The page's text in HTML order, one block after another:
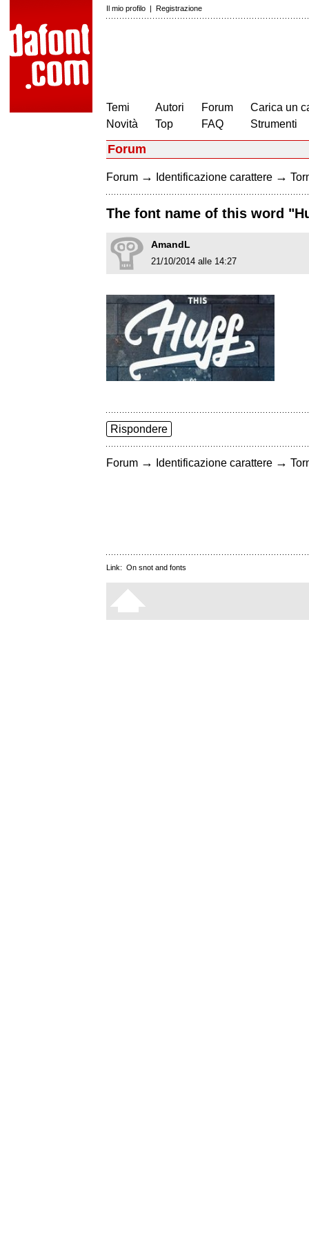
Il mio profilo | Registrazione
Temi
Novità
Autori
Top
Forum
FAQ
Carica un
Strumenti
Forum
Forum → Identificazione carattere →
The font name of this word
AmandL
21/10/2014 alle 14:27
Rispondere
Forum → Identificazione carattere →
Link: On snot and fonts